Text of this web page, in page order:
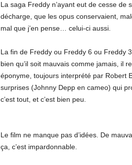
La saga Freddy n’ayant eut de cesse de
décharge, que les opus conservaient,
mal que j’en pense… celui-ci aussi.
La fin de Freddy ou Freddy 6 ou Freddy
bien qu’il soit mauvais comme jamais, il
éponyme, toujours interprété par Robert
surprises (Johnny Depp en cameo) qui
c’est tout, et c’est bien peu.
Le film ne manque pas d’idées. De
ça, c’est impardonnable.